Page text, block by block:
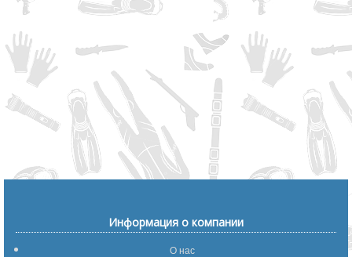
Информация о компании
О нас